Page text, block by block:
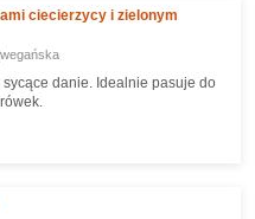
ciecierzycy i zielonym
wegańska
sycące danie. Idealnie pasuje do